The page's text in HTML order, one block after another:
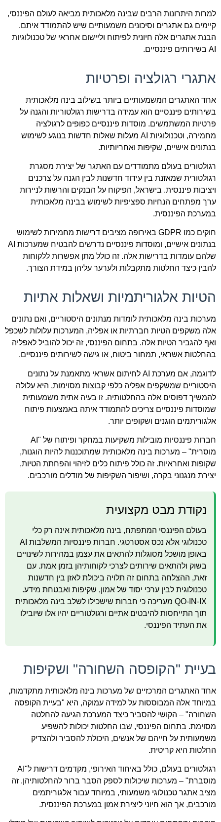
למרות היתרונות הרבים שבינה מלאכותית מביאה לעולם הפיננסי,
קיימים גם אתגרים וסיכונים משמעותיים שיש להתמודד איתם.
הבנת אתגרים אלה חיונית לפיתוח וליישום אחראי של טכנולוגיות
AI בשירותים פיננסיים.
אתגרי רגולציה ופרטיות
אחד האתגרים המשמעותיים ביותר בשילוב בינה מלאכותית
בשירותים פיננסיים הוא עמידה בדרישות רגולטוריות והגנה על
פרטיות המשתמשים. מוסדות פיננסיים כפופים לרגולציה
מחמירה, וטכנולוגיות AI מעלות שאלות חדשות בנוגע לשימוש
בנתונים אישיים, שקיפות ואחריותיות.
רגולטורים בעולם מתמודדים עם האתגר של יצירת מסגרת
רגולטורית שמאזנת בין עידוד חדשנות לבין הגנה על צרכנים
ויציבות פיננסית. בישראל, הפיקוח על הבנקים והרשות לניירות
ערך מפתחים הנחיות ספציפיות לשימוש בבינה מלאכותית
במערכת הפיננסית.
חוקים כמו GDPR באירופה מציבים דרישות מחמירות לשימוש
בנתונים אישיים, ומוסדות פיננסיים נדרשים להבטיח שמערכות AI
שלהם עומדות בדרישות אלה. זה כולל מתן אפשרות ללקוחות
להבין כיצד החלטות מתקבלות ולערער עליהן במידת הצורך.
הטיות אלגוריתמיות ושאלות אתיות
מערכות בינה מלאכותית לומדות מנתונים היסטוריים, ואם נתונים
אלה משקפים הטיות חברתיות או אפליה, המערכות עלולות לשכפל
ואף להגביר הטיות אלה. בתחום הפיננסי, זה יכול להוביל לאפליה
בהחלטות אשראי, תמחור ביטוח, או גישה לשירותים פיננסיים.
לדוגמה, אם מערכת AI לחיתום אשראי מתאמנת על נתונים
היסטוריים שמשקפים אפליה כלפי קבוצות מסוימות, היא עלולה
להמשיך דפוסים אלה בהחלטותיה. זו בעיה אתית משמעותית
שמוסדות פיננסיים צריכים להתמודד איתה באמצעות פיתוח
אלגוריתמים הוגנים ושקופים יותר.
חברות פיננסיות מובילות משקיעות במחקר ופיתוח של "AI
מוסרית" – מערכות בינה מלאכותית שמתוכננות להיות הוגנות,
שקופות ואחראיות. זה כולל פיתוח כלים לזיהוי והפחתת הטיות,
יצירת מנגנוני בקרה, ושיפור השקיפות של מודלים מורכבים.
נקודת מבט מקצועית
בעולם הפיננסי המתפתח, בינה מלאכותית אינה רק כלי
טכנולוגי אלא נכס אסטרטגי. חברות פיננסיות המשלבות AI
באופן מושכל מסוגלות להתאים את עצמן במהירות לשינויים
בשוק ולהתאים שירותים לצרכי לקוחותיהן בזמן אמת. עם
זאת, ההצלחה בתחום זה תלויה ביכולת לאזן בין חדשנות
טכנולוגית לבין ערכי יסוד של אמון, שקיפות ואבטחת מידע.
QO-IN-IX מעריכה כי חברות שישכילו לשלב בינה מלאכותית
תוך התייחסות להיבטים אתיים ורגולטוריים יהיו אלו שיובילו
את העתיד הפיננסי.
בעיית "הקופסה השחורה" ושקיפות
אחד האתגרים המרכזיים של מערכות בינה מלאכותית מתקדמות,
במיוחד אלה המבוססות על למידה עמוקה, היא "בעיית הקופסה
השחורה" – הקושי להסביר כיצד המערכת הגיעה להחלטה
מסוימת. בתחום הפיננסי, שבו החלטות יכולות להשפיע
משמעותית על חייהם של אנשים, היכולת להסביר ולהצדיק
החלטות היא קריטית.
רגולטורים בעולם, כולל באיחוד האירופי, מקדמים דרישות ל"AI
מוסברת" – מערכות שיכולות לספק הסבר ברור להחלטותיהן. זה
מציב אתגר טכנולוגי משמעותי, במיוחד עבור אלגוריתמים
מורכבים, אך הוא חיוני ליצירת אמון במערכת הפיננסית.